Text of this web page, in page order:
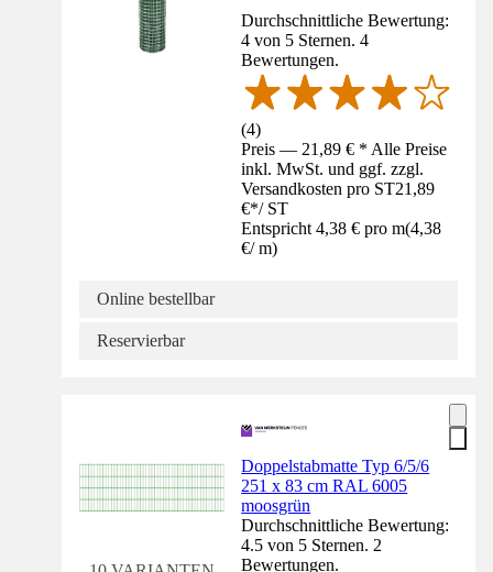
Durchschnittliche Bewertung:
4 von 5 Sternen. 4
Bewertungen.
(4)
Preis — 21,89 € * Alle Preise
inkl. MwSt. und ggf. zzgl.
Versandkosten pro ST21,89
€*/ ST
Entspricht 4,38 € pro m(4,38
€/ m)
Online bestellbar
Reservierbar
Doppelstabmatte Typ 6/5/6
251 x 83 cm RAL 6005
moosgrün
Durchschnittliche Bewertung:
4.5 von 5 Sternen. 2
Bewertungen.